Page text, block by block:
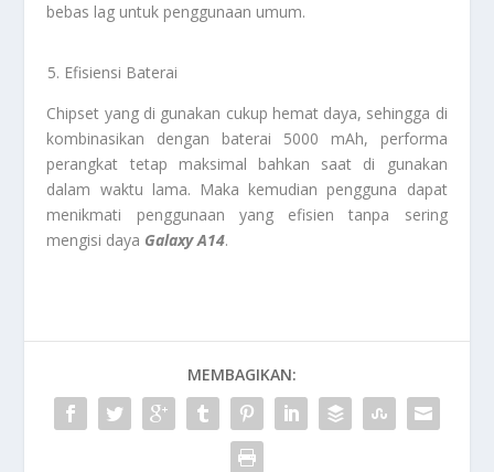
bebas lag untuk penggunaan umum.
Efisiensi Baterai
Chipset yang di gunakan cukup hemat daya, sehingga di
kombinasikan dengan baterai 5000 mAh, performa
perangkat tetap maksimal bahkan saat di gunakan
dalam waktu lama. Maka kemudian pengguna dapat
menikmati penggunaan yang efisien tanpa sering
mengisi daya Galaxy A14.
MEMBAGIKAN: